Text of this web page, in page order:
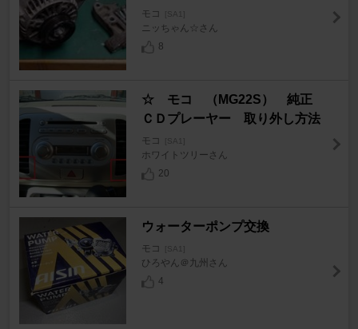
モコ [SA1]
ニッちゃん☆さん
8
☆ モコ （MG22S） 純正
ＣＤプレーヤー 取り外し方法
モコ [SA1]
ホワイトツリーさん
20
ウォーターポンプ交換
モコ [SA1]
ひろやん＠九州さん
4